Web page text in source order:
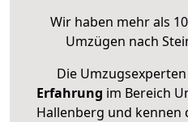
Wir haben mehr als
Umzügen nach
Die
Erfahrung im Bereich
Hallenberg und